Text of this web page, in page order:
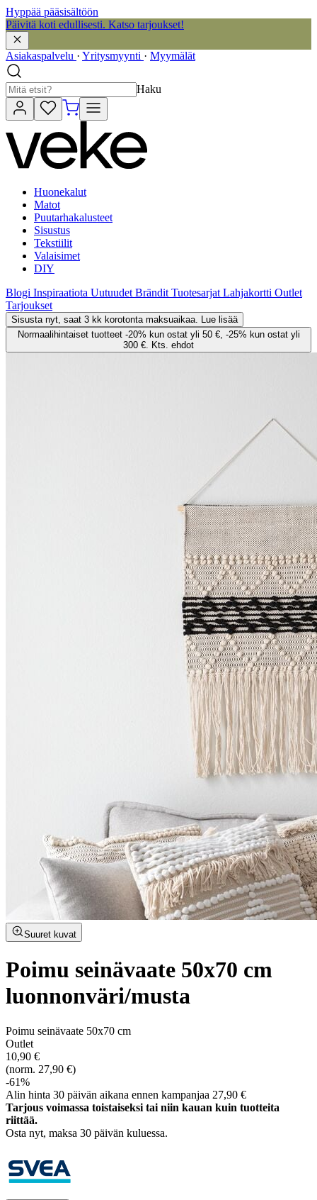
Hyppää pääsisältöön
Päivitä koti edullisesti. Katso tarjoukset!
Asiakaspalvelu · Yritysmyynti · Myymälät
Haku
Huonekalut
Matot
Puutarhakalusteet
Sisustus
Tekstiilit
Valaisimet
DIY
Blogi Inspiraatiota Uutuudet Brändit Tuotesarjat Lahjakortti Outlet
Tarjoukset
Sisusta nyt, saat 3 kk korotonta maksuaikaa. Lue lisää
Normaalihintaiset tuotteet -20% kun ostat yli 50 €, -25% kun ostat yli
300 €. Kts. ehdot
Suuret kuvat
Poimu seinävaate 50x70 cm
luonnonväri/musta
Poimu seinävaate 50x70 cm
Outlet
10,90 €
(norm. 27,90 €)
-61%
Alin hinta 30 päivän aikana ennen kampanjaa 27,90 €
Tarjous voimassa toistaiseksi tai niin kauan kuin tuotteita
riittää.
Osta nyt, ­maksa 30 päivän kuluessa.